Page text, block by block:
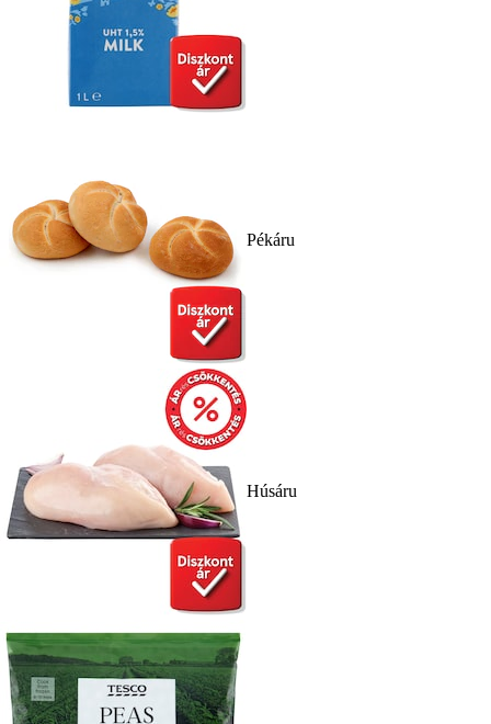
Pékáru
Húsáru